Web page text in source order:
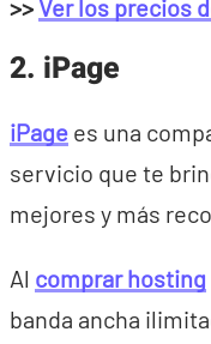
>> Ver los precios
2. iPage
iPage es una
servicio que te
mejores y más
Al comprar hosting
banda ancha